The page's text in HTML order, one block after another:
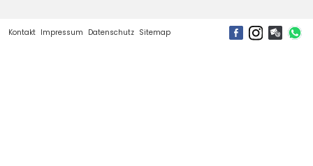
Kontakt Impressum Datenschutz Sitemap